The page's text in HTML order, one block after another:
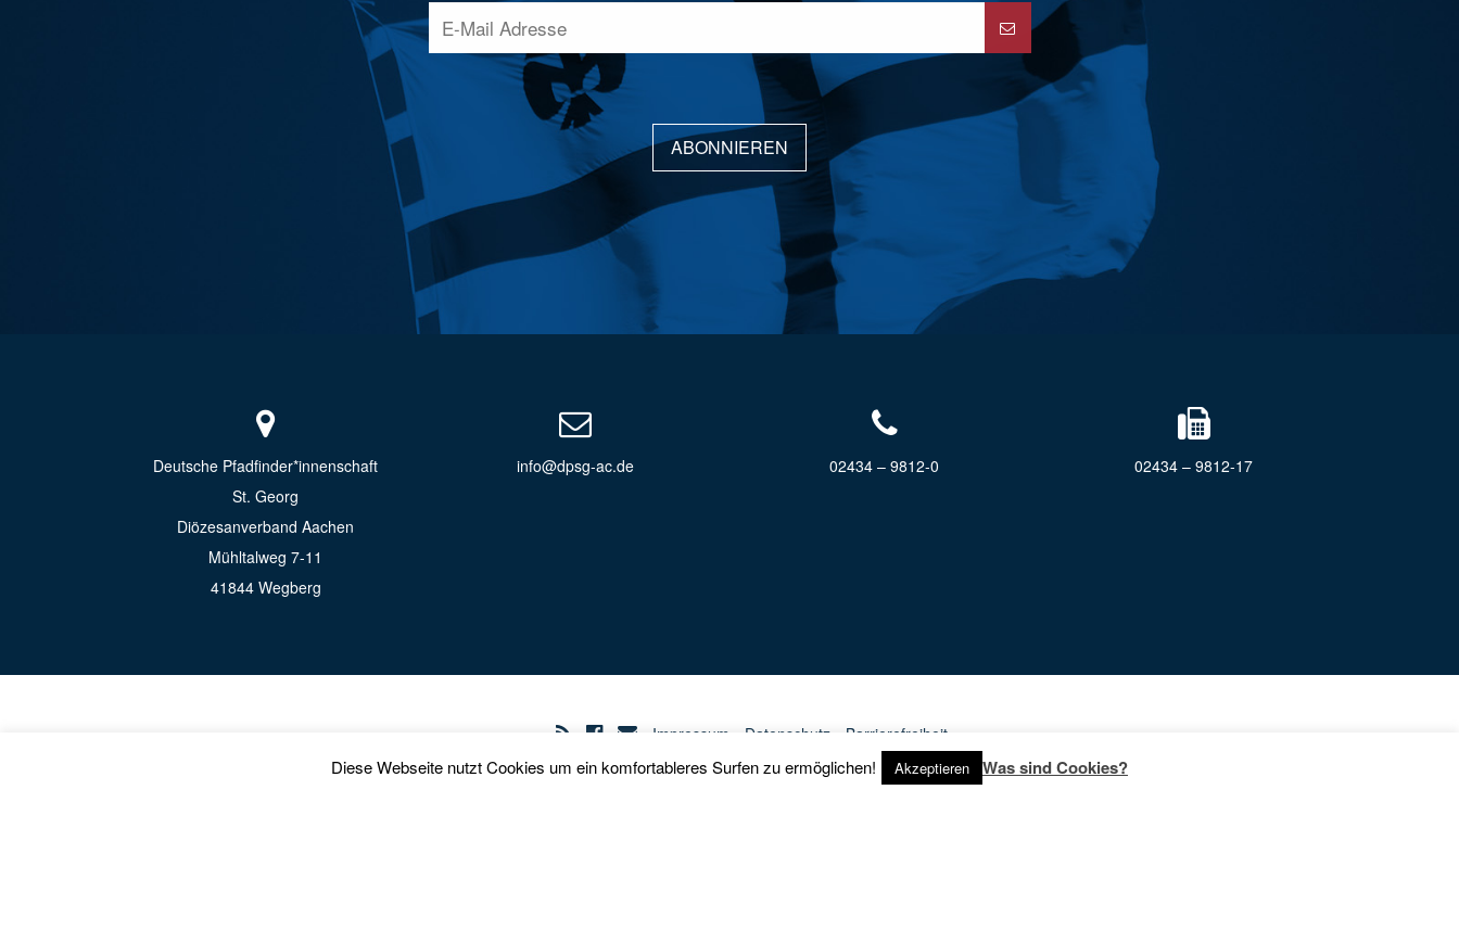
ABONNIEREN
Deutsche Pfadfinder*innenschaft
St. Georg
Diözesanverband Aachen
Mühltalweg 7-11
41844 Wegberg
info@dpsg-ac.de 02434 – 9812-0 02434 – 9812-17
Impressum Datenschutz Barrierefreiheit
Diese Webseite nutzt Cookies um ein komfortableres Surfen zu ermöglichen! Akzeptieren Was sind Cookies?